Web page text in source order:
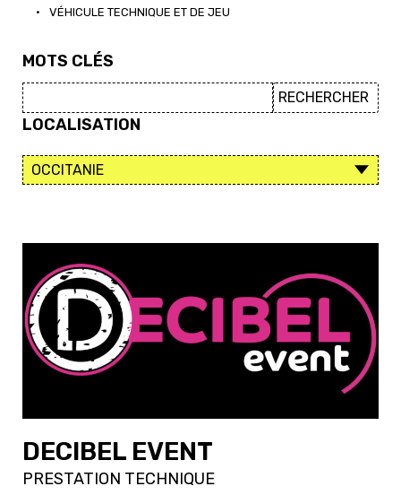
• VÉHICULE TECHNIQUE ET DE JEU
MOTS CLÉS
LOCALISATION
DECIBEL EVENT
PRESTATION TECHNIQUE